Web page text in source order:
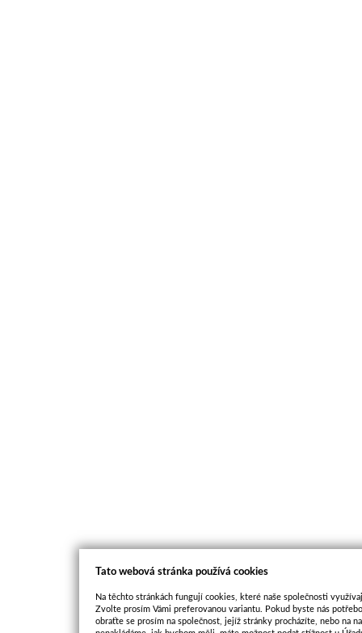
Tato webová stránka používá cookies
Na těchto stránkách fungují cookies, které naše společnosti
Zvolte prosím Vámi preferovanou variantu. Pokud byste nás
obraťte se prosím na společnost, jejíž stránky procházíte, nebo na